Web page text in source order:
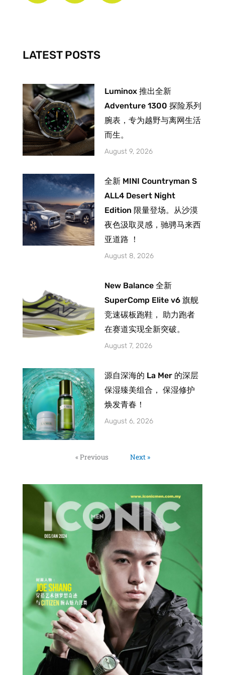
-
f
m
LATEST POSTS
Luminox 推出全新
Adventure 1300 探险系列
腕表，专为越野与离网生活
而生。
August 9, 2026
全新 MINI Countryman S
ALL4 Desert Night
Edition 限量登场。从沙漠
夜色汲取灵感，驰骋马来西
亚道路 ！
August 8, 2026
New Balance 全新
SuperComp Elite v6 旗舰
竞速碳板跑鞋， 助力跑者
在赛道实现全新突破。
August 7, 2026
源自深海的 La Mer 的深层
保湿臻美组合， 保湿修护
焕发青春！
August 6, 2026
« Previous Next »